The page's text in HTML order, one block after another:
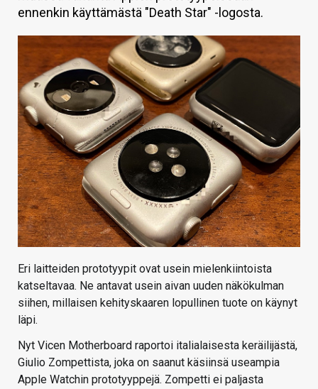
VAIHDA TEEMA
HAKU
ennenkin käyttämästä "Death Star" -logosta.
Eri laitteiden prototyypit ovat usein mielenkiintoista
katseltavaa. Ne antavat usein aivan uuden näkökulman
siihen, millaisen kehityskaaren lopullinen tuote on käynyt
läpi.
Nyt Vicen Motherboard raportoi italialaisesta keräilijästä,
Giulio Zompettista, joka on saanut käsiinsä useampia
Apple Watchin prototyyppejä. Zompetti ei paljasta